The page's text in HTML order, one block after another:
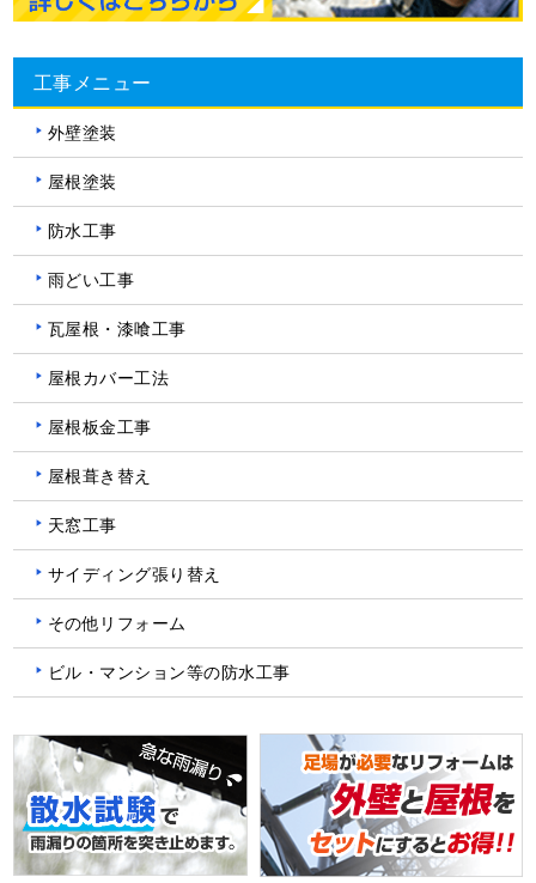
工事メニュー
外壁塗装
屋根塗装
防水工事
雨どい工事
瓦屋根・漆喰工事
屋根カバー工法
屋根板金工事
屋根葺き替え
天窓工事
サイディング張り替え
その他リフォーム
ビル・マンション等の防水工事